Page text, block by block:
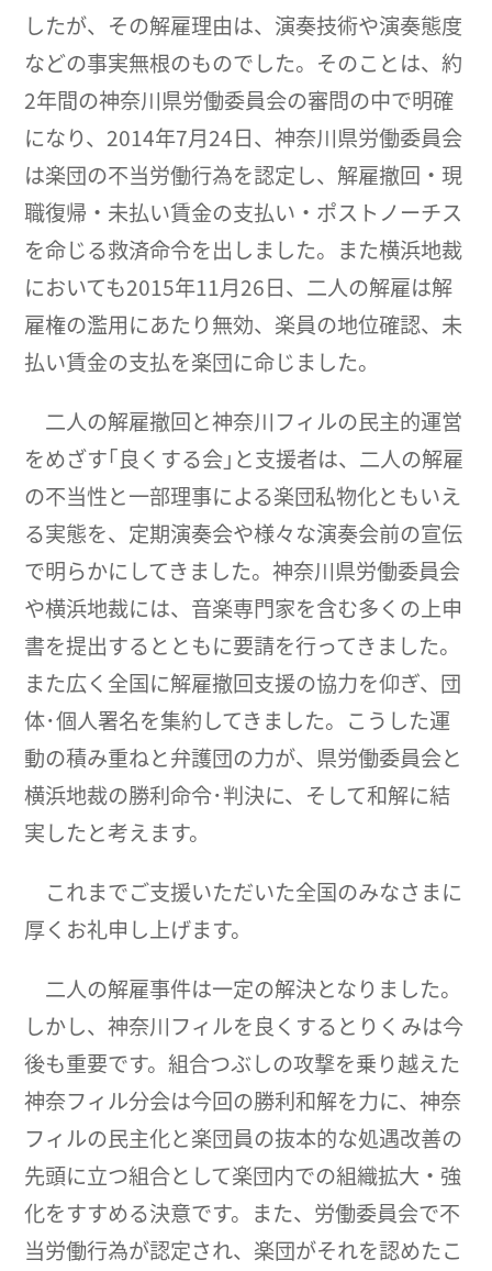
したが、その解雇理由は、演奏技術や演奏態度
などの事実無根のものでした。そのことは、約
2年間の神奈川県労働委員会の審問の中で明確
になり、2014年7月24日、神奈川県労働委員会
は楽団の不当労働行為を認定し、解雇撤回・現
職復帰・未払い賃金の支払い・ポストノーチス
を命じる救済命令を出しました。また横浜地裁
においても2015年11月26日、二人の解雇は解
雇権の濫用にあたり無効、楽員の地位確認、未
払い賃金の支払を楽団に命じました。
二人の解雇撤回と神奈川フィルの民主的運営
をめざす｢良くする会｣と支援者は、二人の解雇
の不当性と一部理事による楽団私物化ともいえ
る実態を、定期演奏会や様々な演奏会前の宣伝
で明らかにしてきました。神奈川県労働委員会
や横浜地裁には、音楽専門家を含む多くの上申
書を提出するとともに要請を行ってきました。
また広く全国に解雇撤回支援の協力を仰ぎ、団
体･個人署名を集約してきました。こうした運
動の積み重ねと弁護団の力が、県労働委員会と
横浜地裁の勝利命令･判決に、そして和解に結
実したと考えます。
これまでご支援いただいた全国のみなさまに
厚くお礼申し上げます。
二人の解雇事件は一定の解決となりました。
しかし、神奈川フィルを良くするとりくみは今
後も重要です。組合つぶしの攻撃を乗り越えた
神奈フィル分会は今回の勝利和解を力に、神奈
フィルの民主化と楽団員の抜本的な処遇改善の
先頭に立つ組合として楽団内での組織拡大・強
化をすすめる決意です。また、労働委員会で不
当労働行為が認定され、楽団がそれを認めたこ